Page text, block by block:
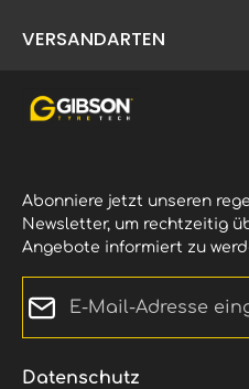
VERSANDARTEN
Abonniere jetzt unseren
Newsletter, um rechtzeitig
Angebote informiert zu
Datenschutz